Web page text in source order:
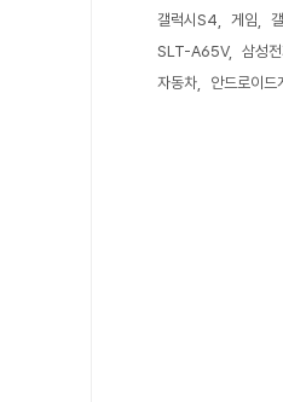
갤럭시S4
게임
SLT-A65V
삼성
자동차
안드로이드